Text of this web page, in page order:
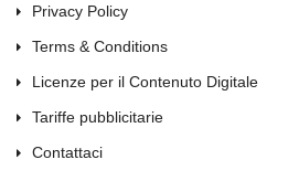
Privacy Policy
Terms & Conditions
Licenze per il Contenuto Digitale
Tariffe pubblicitarie
Contattaci